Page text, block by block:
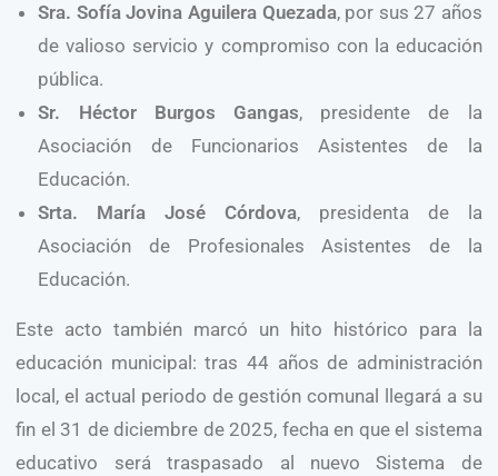
Sra. Sofía Jovina Aguilera Quezada, por sus 27 años
de valioso servicio y compromiso con la educación
pública.
Sr. Héctor Burgos Gangas, presidente de la
Asociación de Funcionarios Asistentes de la
Educación.
Srta. María José Córdova, presidenta de la
Asociación de Profesionales Asistentes de la
Educación.
Este acto también marcó un hito histórico para la
educación municipal: tras 44 años de administración
local, el actual periodo de gestión comunal llegará a su
fin el 31 de diciembre de 2025, fecha en que el sistema
educativo será traspasado al nuevo Sistema de